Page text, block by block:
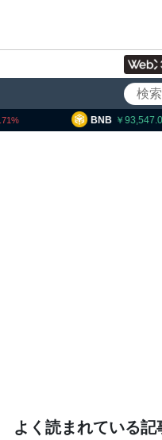
TRX
ン・イーサリアム・
気相場の最終段階に典型
よく読まれている記